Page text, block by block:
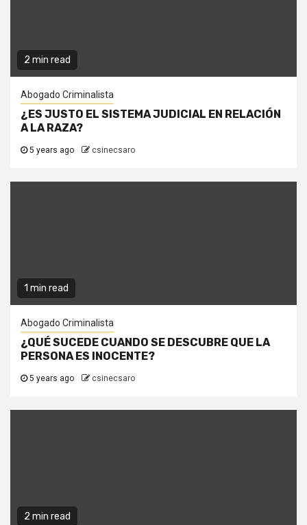
2 min read
Abogado Criminalista
¿ES JUSTO EL SISTEMA JUDICIAL EN RELACIÓN
A LA RAZA?
5 years ago csinecsaro
1 min read
Abogado Criminalista
¿QUÉ SUCEDE CUANDO SE DESCUBRE QUE LA
PERSONA ES INOCENTE?
5 years ago csinecsaro
2 min read